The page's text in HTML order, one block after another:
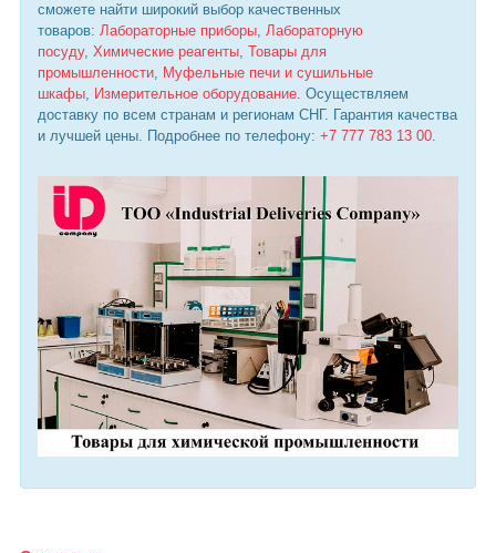
сможете найти широкий выбор качественных
товаров: Лабораторные приборы, Лабораторную
посуду, Химические реагенты, Товары для
промышленности, Муфельные печи и сушильные
шкафы, Измерительное оборудование. Осуществляем
доставку по всем странам и регионам СНГ. Гарантия качества
и лучшей цены. Подробнее по телефону: +7 777 783 13 00.